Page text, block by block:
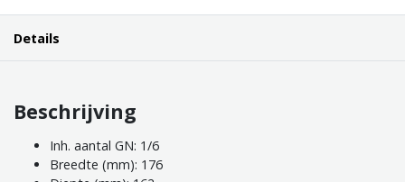
Details
Beschrijving
Inh. aantal GN: 1/6
Breedte (mm): 176